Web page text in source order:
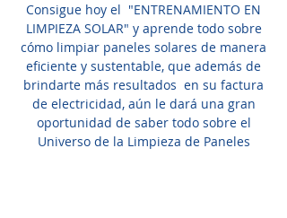
Consigue hoy el "ENTRENAMIENTO EN
LIMPIEZA SOLAR" y aprende todo sobre
cómo limpiar paneles solares de manera
eficiente y sustentable, que además de
brindarte más resultados en su factura
de electricidad, aún le dará una gran
oportunidad de saber todo sobre el
Universo de la Limpieza de Paneles